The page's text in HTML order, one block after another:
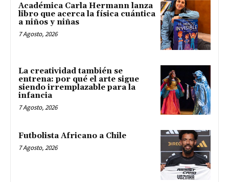
Académica Carla Hermann lanza
libro que acerca la física cuántica
a niños y niñas
7 Agosto, 2026
La creatividad también se
entrena: por qué el arte sigue
siendo irremplazable para la
infancia
7 Agosto, 2026
Futbolista Africano a Chile
7 Agosto, 2026